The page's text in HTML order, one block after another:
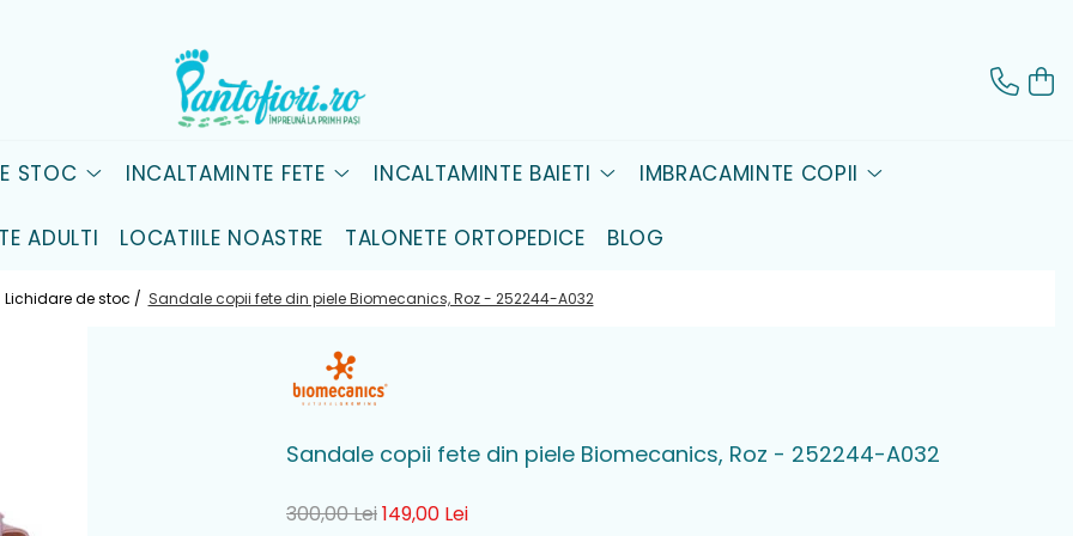
STOC INCALTAMINTE FETE INCALTAMINTE BAIETI IMBRACAMINTE COPII
ADULTI LOCATIILE NOASTRE TALONETE ORTOPEDICE BLOG
Lichidare de stoc / Sandale copii fete din piele Biomecanics, Roz - 252244-A032
Sandale copii fete din piele Biomecanics, Roz - 252244-A032
300,00 Lei149,00 Lei